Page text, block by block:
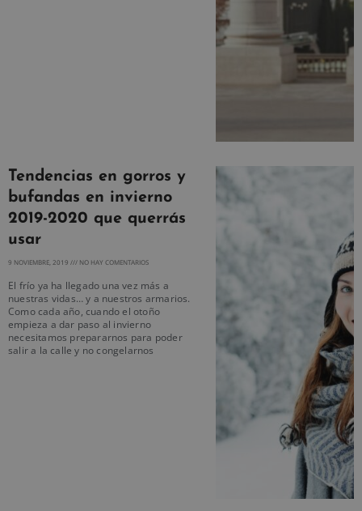
Tendencias en gorros y
bufandas en invierno
2019-2020 que querrás
usar
9 NOVIEMBRE, 2019 NO HAY COMENTARIOS
El frío ya ha llegado una vez más a
nuestras vidas… y a nuestros armarios.
Como cada año, cuando el otoño
empieza a dar paso al invierno
necesitamos prepararnos para poder
salir a la calle y no congelarnos